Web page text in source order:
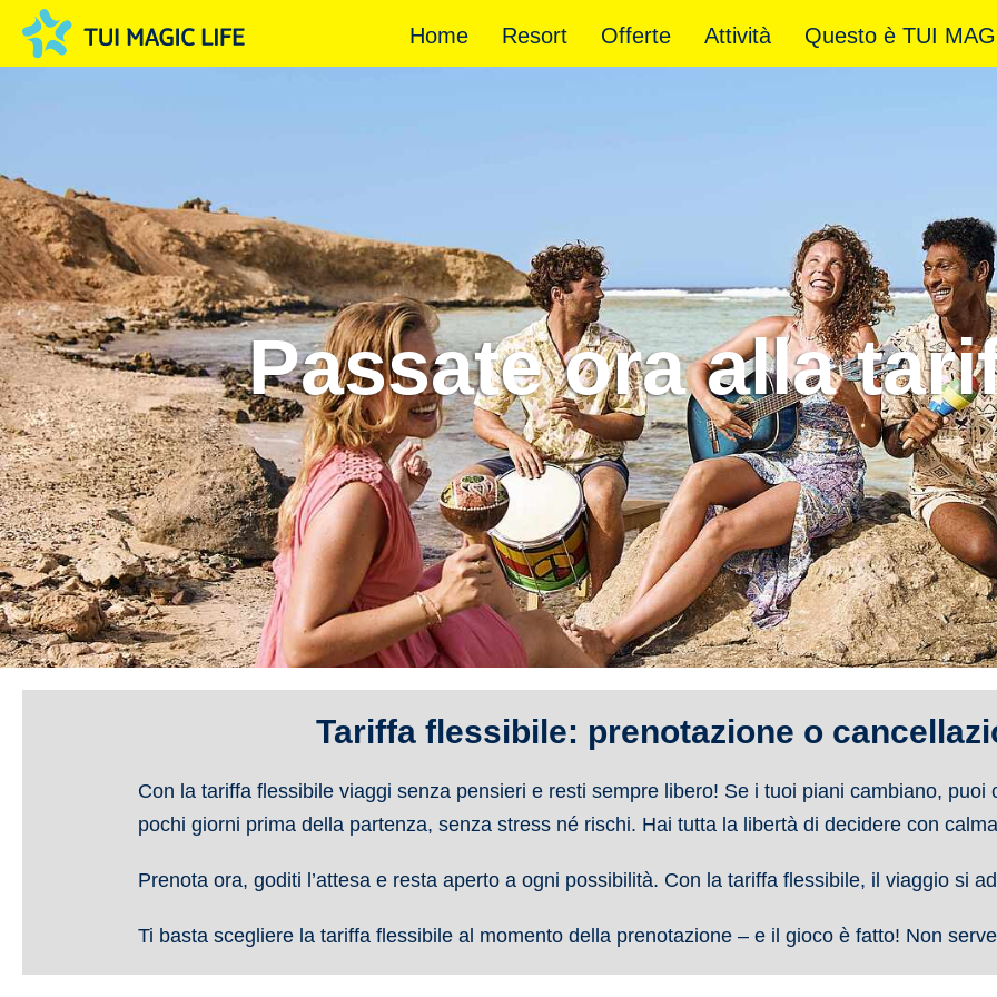
Home Resort Offerte Attività Questo è TUI
Passate ora alla
Tariffa flessibile: prenotazione o
Con latariffa flessibile viaggi senza pensieri e resti sempre libero! Se i tuoi piani cambiano, puoi
pochi giorni prima della partenza, senza stress né rischi. Hai tutta la libertà di decidere con
Prenota ora, goditi l’attesa e resta aperto a ogni possibilità. Con la tariffa flessibile, il viaggio si
Ti basta scegliere latariffa flessibile al momento della prenotazione – e il gioco è fatto! Non